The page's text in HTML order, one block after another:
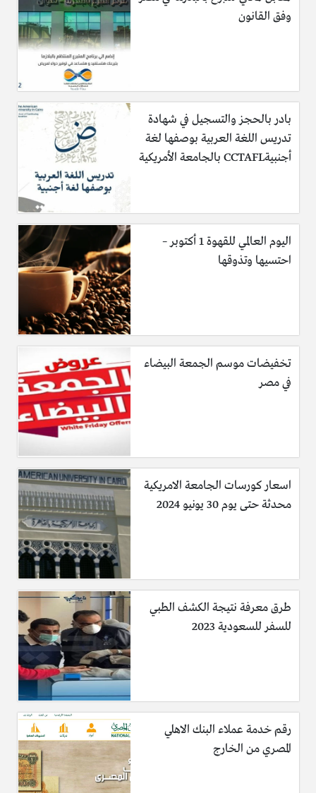
وفق القانون
بادر بالحجز والتسجيل في شهادة
تدريس اللغة العربية بوصفها لغة
أجنبيةCCTAFL بالجامعة الأمريكية
اليوم العالمي للقهوة 1 أكتوبر –
احتسيها وتذوقها
تخفيضات موسم الجمعة البيضاء
في مصر
اسعار كورسات الجامعة الامريكية
محدثة حتى يوم 30 يونيو 2024
طرق معرفة نتيجة الكشف الطبي
للسفر للسعودية 2023
رقم خدمة عملاء البنك الاهلي
المصري من الخارج